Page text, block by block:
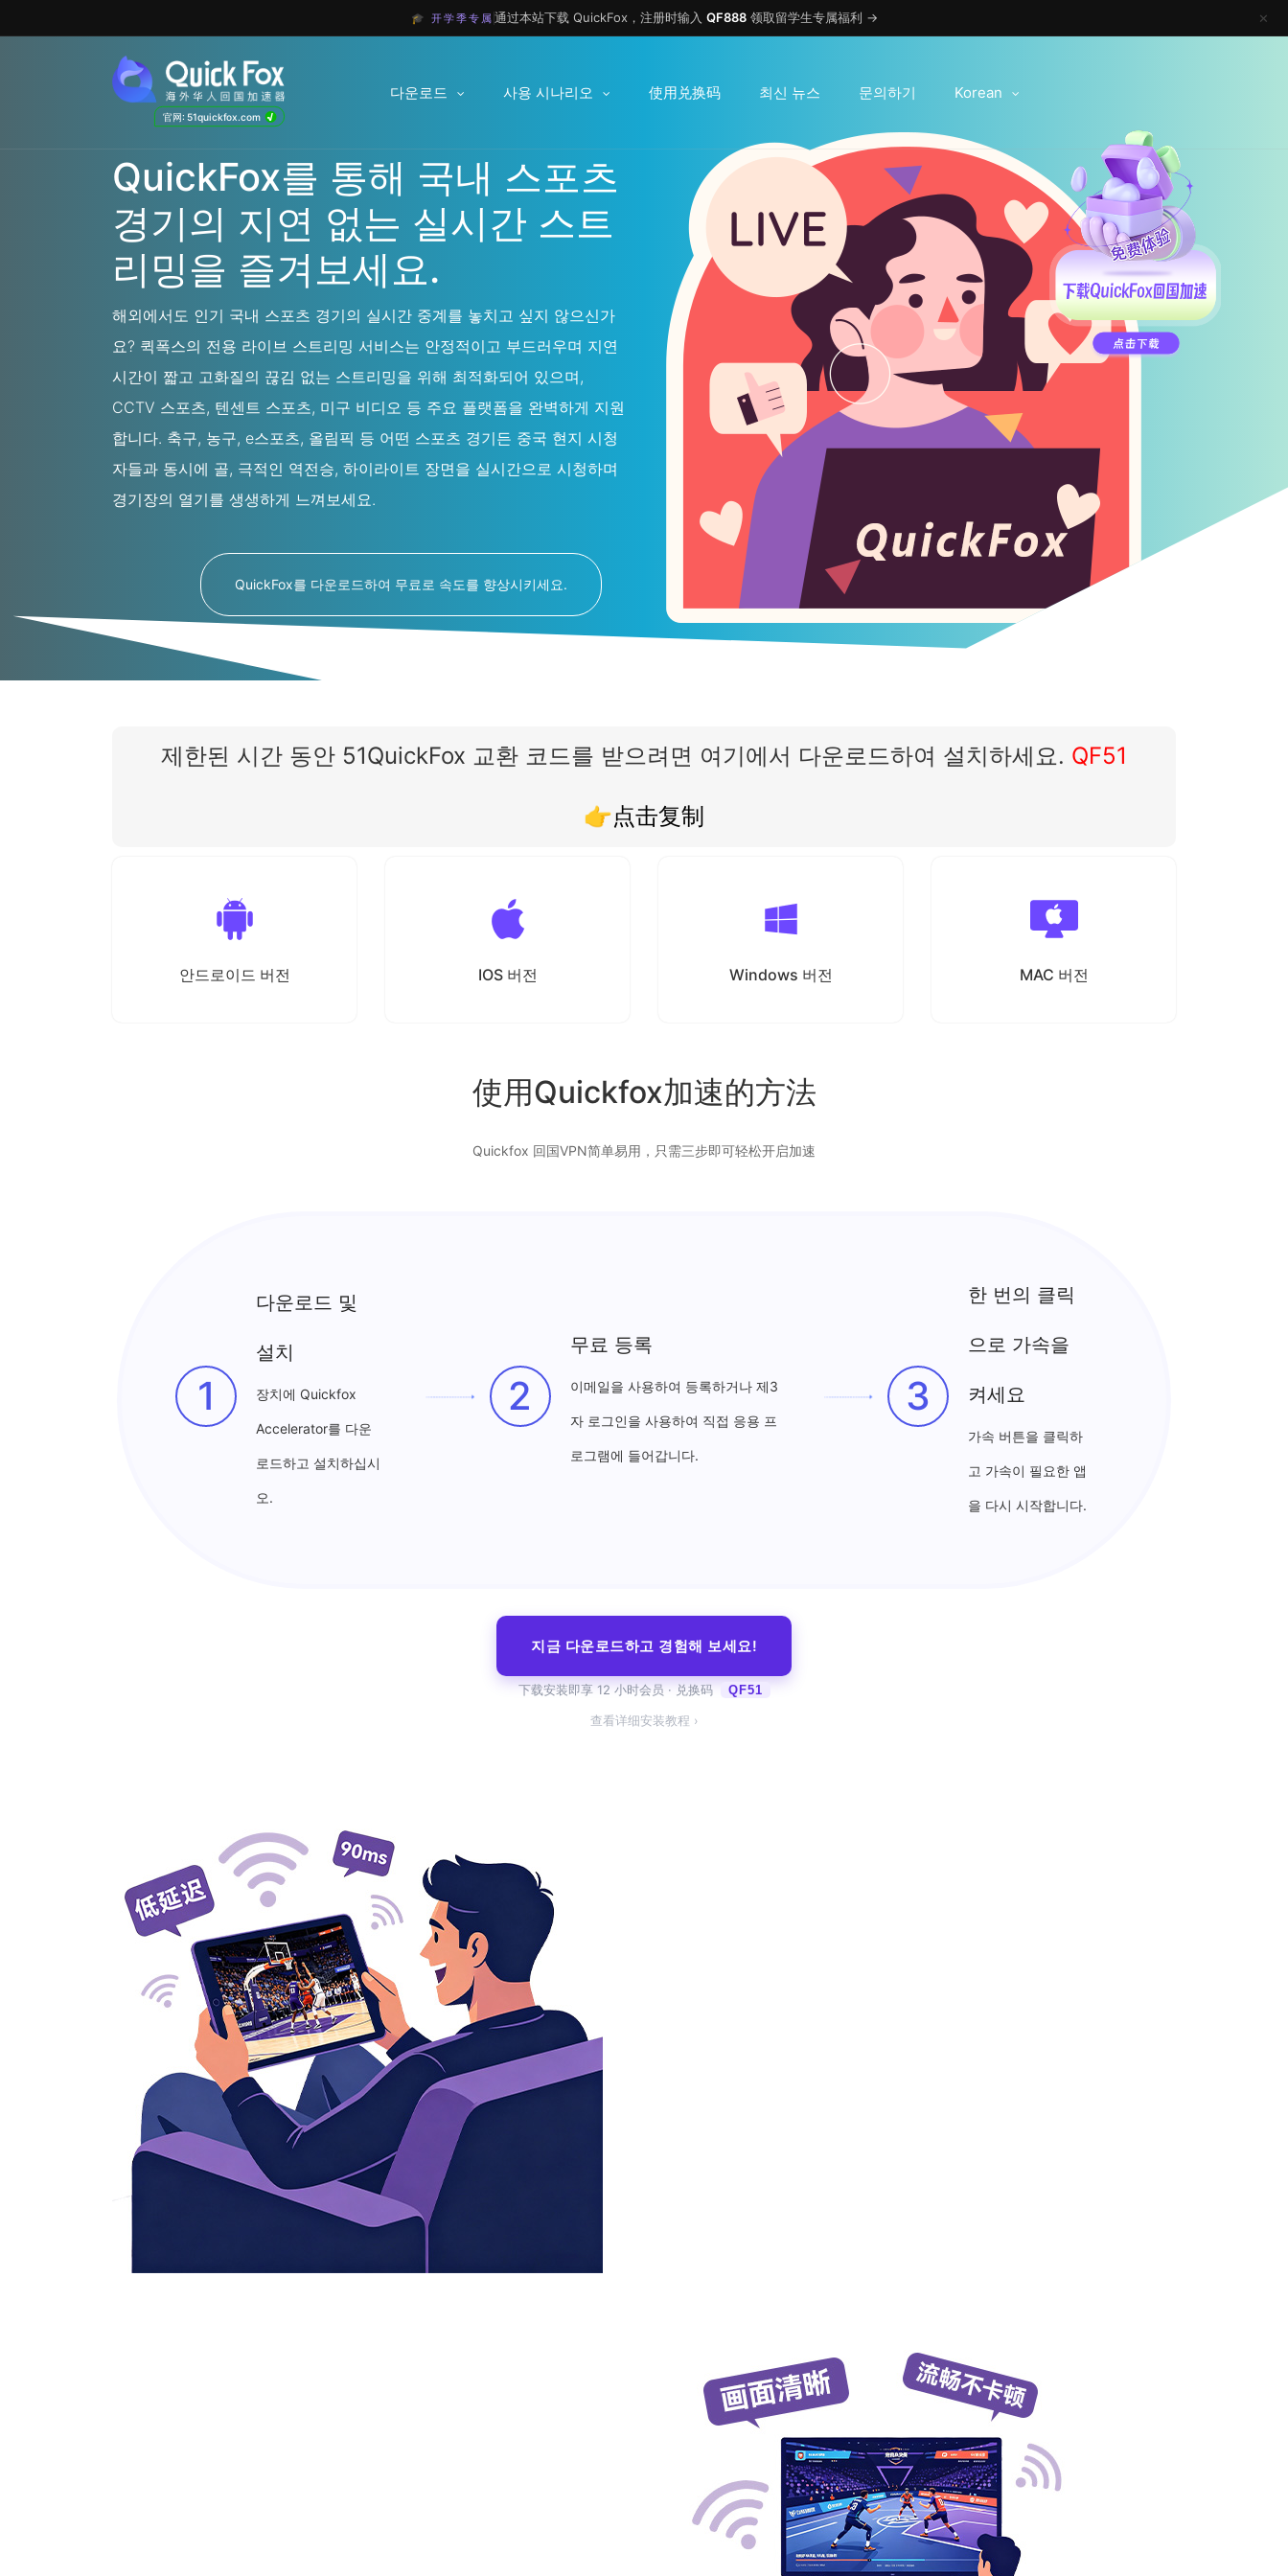
🎓 开学季专属 通过本站下载 QuickFox，注册时输入 QF888领取留学生专属福利 → ✕
官网: 51quickfox.com √
다운로드 사용 시나리오 使用兑换码 최신 뉴스 문의하기 Korean
QuickFox를 통해 국내 스포츠
경기의 지연 없는 실시간 스트
리밍을 즐겨보세요.
해외에서도 인기 국내 스포츠 경기의 실시간 중계를 놓치고 싶지 않으신가
요? 퀵폭스의 전용 라이브 스트리밍 서비스는 안정적이고 부드러우며 지연
시간이 짧고 고화질의 끊김 없는 스트리밍을 위해 최적화되어 있으며,
CCTV 스포츠, 텐센트 스포츠, 미구 비디오 등 주요 플랫폼을 완벽하게 지원
합니다. 축구, 농구, e스포츠, 올림픽 등 어떤 스포츠 경기든 중국 현지 시청
자들과 동시에 골, 극적인 역전승, 하이라이트 장면을 실시간으로 시청하며
경기장의 열기를 생생하게 느껴보세요.
QuickFox를 다운로드하여 무료로 속도를 향상시키세요.
제한된 시간 동안 51QuickFox 교환 코드를 받으려면 여기에서 다운로드하여 설치하세요. QF51
👉点击复制
안드로이드 버전 IOS 버전 Windows 버전 MAC 버전
使用Quickfox加速的方法
Quickfox 回国VPN简单易用，只需三步即可轻松开启加速
1
다운로드 및
설치
장치에 Quickfox
Accelerator를 다운
로드하고 설치하십시
오.
2
무료 등록
이메일을 사용하여 등록하거나 제3
자 로그인을 사용하여 직접 응용 프
로그램에 들어갑니다.
3
한 번의 클릭
으로 가속을
켜세요
가속 버튼을 클릭하
고 가속이 필요한 앱
을 다시 시작합니다.
지금 다운로드하고 경험해 보세요!
下载安装即享 12 小时会员 · 兑换码 QF51
查看详细安装教程 ›